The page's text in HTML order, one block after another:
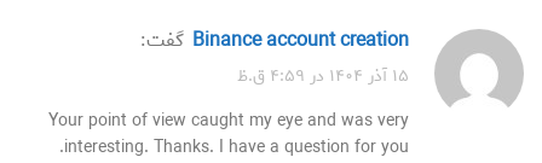
binance account creation گفت:
۱۵ آذر ۱۴۰۴ در ۴:۵۹ ق.ظ
Your point of view caught my eye and was very
interesting. Thanks. I have a question for you.